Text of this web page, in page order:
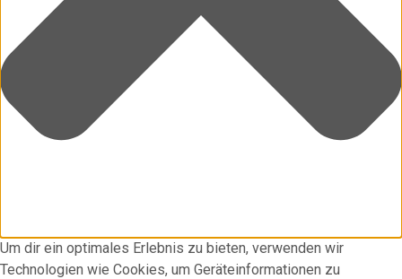
Um dir ein optimales Erlebnis zu bieten, verwenden wir
Technologien wie Cookies, um Geräteinformationen zu